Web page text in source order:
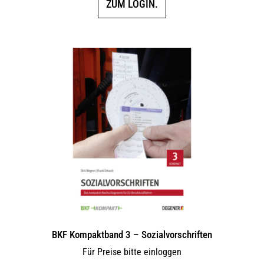
ZUM LOGIN.
BKF Kompaktband 3 – Sozialvorschriften
Für Preise bitte einloggen